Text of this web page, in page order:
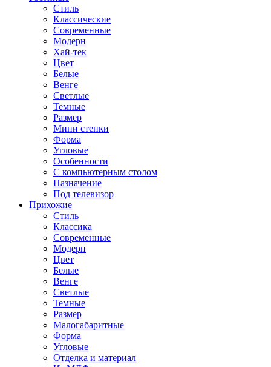
Стиль
Классические
Современные
Модерн
Хай-тек
Цвет
Белые
Венге
Светлые
Темные
Размер
Мини стенки
Форма
Угловые
Особенности
С компьютерным столом
Назначение
Под телевизор
Прихожие
Стиль
Классика
Современные
Модерн
Цвет
Белые
Венге
Светлые
Темные
Размер
Малогабаритные
Форма
Угловые
Отделка и материал